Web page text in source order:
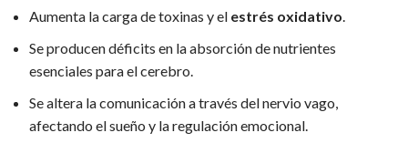
Aumenta la carga de toxinas y el estrés oxidativo.
Se producen déficits en la absorción de nutrientes
esenciales para el cerebro.
Se altera la comunicación a través del nervio vago,
afectando el sueño y la regulación emocional.